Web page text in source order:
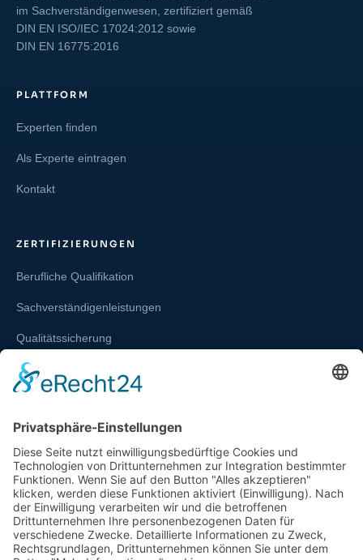
im Sachverständigenwesen, zertifiziert gemäß
DIN EN ISO/IEC 17024:2012 sowie
DIN EN 16775:2016
PLATTFORM
Experten finden
Als Experte eintragen
Kontakt
ZERTIFIZIERUNGEN
Berufliche Qualifikation
Sachverständigenleistungen
Qualitätssicherung
Weiterbildung und Schulung
SERVICE & RECHT
Infos zur Unparteilichkeit
Kontakt
Beschwerdestelle